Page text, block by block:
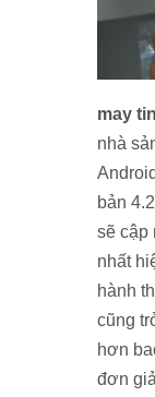
may
nhà
bản
sẽ cập
nhất
hành
cũng
hơn
đơn